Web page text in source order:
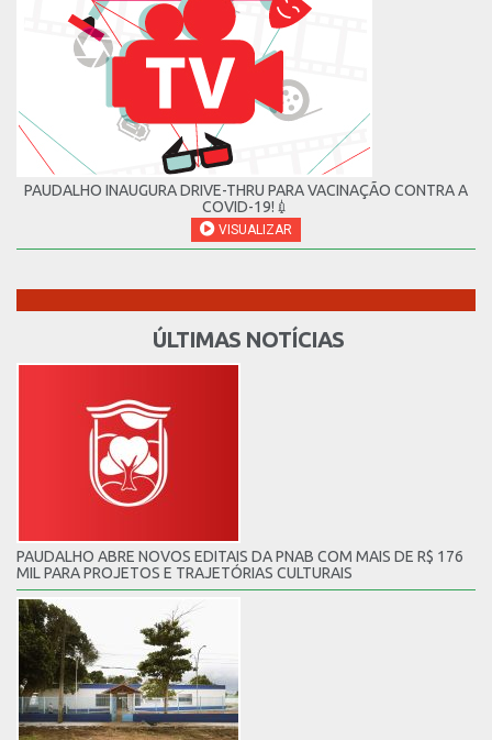
PAUDALHO INAUGURA DRIVE-THRU PARA VACINAÇÃO CONTRA A
COVID-19!💉
VISUALIZAR
ÚLTIMAS NOTÍCIAS
PAUDALHO ABRE NOVOS EDITAIS DA PNAB COM MAIS DE R$ 176
MIL PARA PROJETOS E TRAJETÓRIAS CULTURAIS